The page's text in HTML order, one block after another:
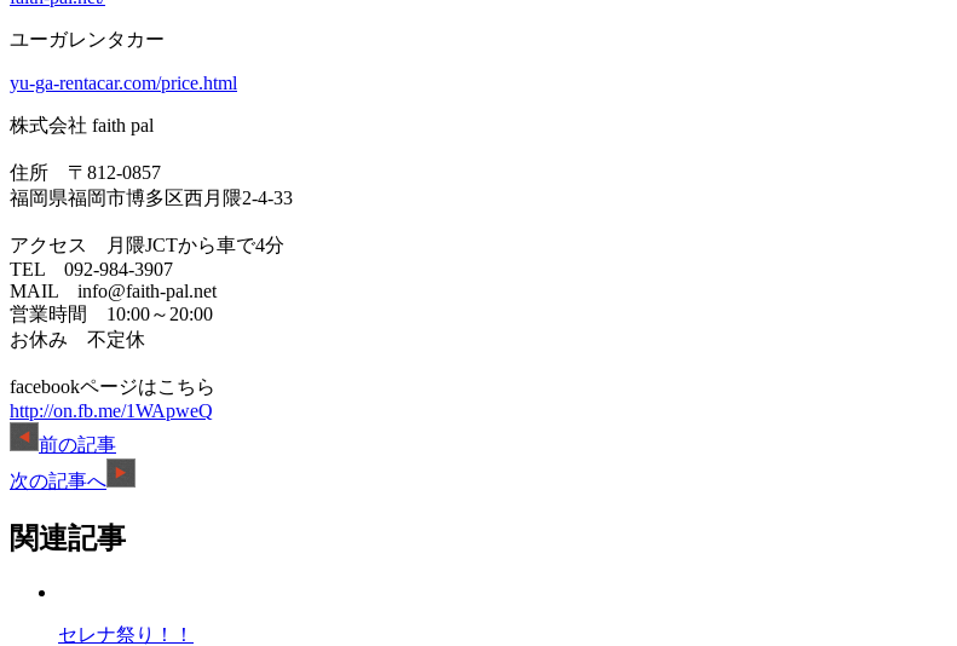
ユーガレンタカー
yu-ga-rentacar.com/price.html
株式会社 faith pal
住所 〒812-0857
福岡県福岡市博多区西月隈2-4-33
アクセス 月隈JCTから車で4分
TEL 092-984-3907
MAIL info@faith-pal.net
営業時間 10:00～20:00
お休み 不定休
facebookページはこちら
http://on.fb.me/1WApweQ
前の記事
次の記事へ
関連記事
セレナ祭り！！